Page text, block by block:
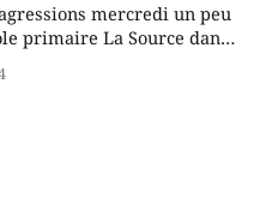
mercredi un peu
primaire La Source dans
L'une de deux
un véhicule et aspergée